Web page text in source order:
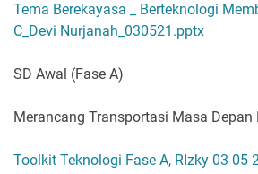
Tema Berekayasa _ Berteknologi
C_Devi Nurjanah_030521.pptx
SD Awal (Fase A)
Merancang Transportasi Masa Depan
Toolkit Teknologi Fase A, RIzky 03 05